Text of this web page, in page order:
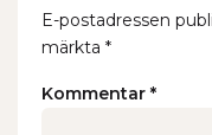
E-postadressen
märkta *
Kommentar *